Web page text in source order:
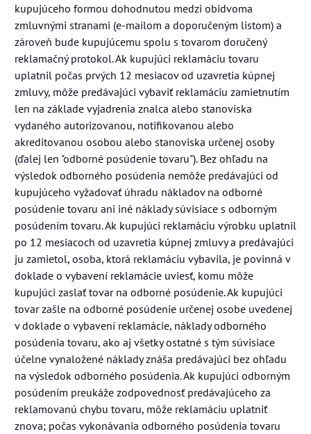
kupujúceho formou dohodnutou medzi obidvoma
zmluvnými stranami (e-mailom a doporučeným listom) a
zároveň bude kupujúcemu spolu s tovarom doručený
reklamačný protokol. Ak kupujúci reklamáciu tovaru
uplatnil počas prvých 12 mesiacov od uzavretia kúpnej
zmluvy, môže predávajúci vybaviť reklamáciu zamietnutím
len na základe vyjadrenia znalca alebo stanoviska
vydaného autorizovanou, notifikovanou alebo
akreditovanou osobou alebo stanoviska určenej osoby
(ďalej len "odborné posúdenie tovaru"). Bez ohľadu na
výsledok odborného posúdenia nemôže predávajúci od
kupujúceho vyžadovať úhradu nákladov na odborné
posúdenie tovaru ani iné náklady súvisiace s odborným
posúdením tovaru. Ak kupujúci reklamáciu výrobku uplatnil
po 12 mesiacoch od uzavretia kúpnej zmluvy a predávajúci
ju zamietol, osoba, ktorá reklamáciu vybavila, je povinná v
doklade o vybavení reklamácie uviesť, komu môže
kupujúci zaslať tovar na odborné posúdenie. Ak kupujúci
tovar zašle na odborné posúdenie určenej osobe uvedenej
v doklade o vybavení reklamácie, náklady odborného
posúdenia tovaru, ako aj všetky ostatné s tým súvisiace
účelne vynaložené náklady znáša predávajúci bez ohľadu
na výsledok odborného posúdenia. Ak kupujúci odborným
posúdením preukáže zodpovednosť predávajúceho za
reklamovanú chybu tovaru, môže reklamáciu uplatniť
znova; počas vykonávania odborného posúdenia tovaru